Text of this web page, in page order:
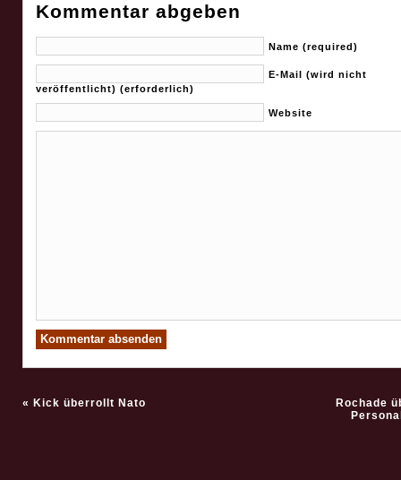
Kommentar abgeben
Name (required)
E-Mail (wird nicht
veröffentlicht) (erforderlich)
Website
« Kick überrollt Nato
Rochade